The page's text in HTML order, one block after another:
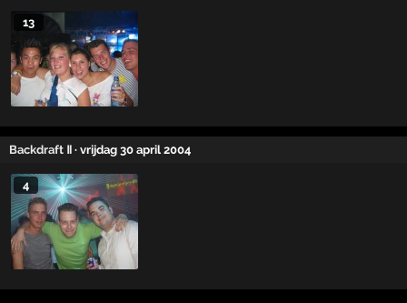
13
Backdraft Ⅱ · vrijdag 30 april 2004
4